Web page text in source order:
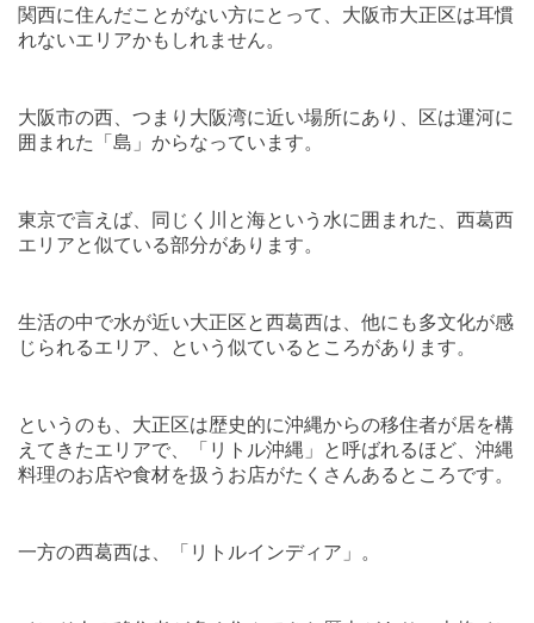
関西に住んだことがない方にとって、大阪市大正区は耳慣
れないエリアかもしれません。
大阪市の西、つまり大阪湾に近い場所にあり、区は運河に
囲まれた「島」からなっています。
東京で言えば、同じく川と海という水に囲まれた、西葛西
エリアと似ている部分があります。
生活の中で水が近い大正区と西葛西は、他にも多文化が感
じられるエリア、という似ているところがあります。
というのも、大正区は歴史的に沖縄からの移住者が居を構
えてきたエリアで、「リトル沖縄」と呼ばれるほど、沖縄
料理のお店や食材を扱うお店がたくさんあるところです。
一方の西葛西は、「リトルインディア」。